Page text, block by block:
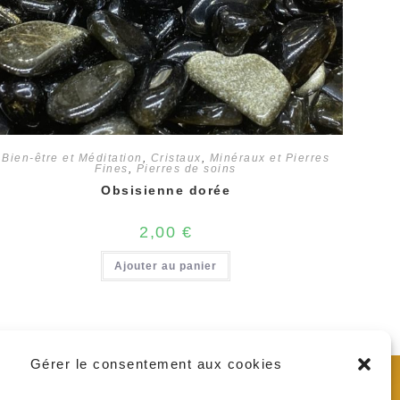
Gérer le consentement aux cookies
Bien-être et Méditation , Cristaux, Minéraux et Pierres
Fines, Pierres de soins
Obsisienne dorée
2,00 €
Ajouter au panier